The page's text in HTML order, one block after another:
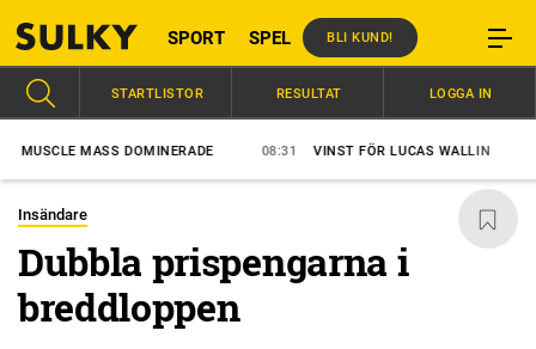
SPORT SPEL BLI KUND!
MASS DOMINERADE VINST FÖR LUCAS WALLIN
STARTLISTOR RESULTAT LOGGA IN
Insändare
Dubbla prispengarna i
breddloppen